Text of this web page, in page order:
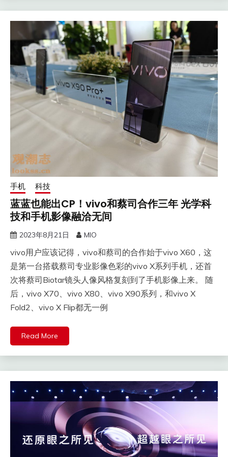
手机 科技
蓝蓝也能出CP！vivo和蔡司合作三年 光学科
技和手机影像融洽无间
2023年8月21日 MIO
vivo用户应该记得，vivo和蔡司的合作始于vivo X60，这
是第一台搭载蔡司专业影像色彩的vivo X系列手机，还首
次将蔡司Biotar镜头人像风格复刻到了手机影像上来。 随
后，vivo X70、vivo X80、vivo X90系列，和vivo X
Fold2、vivo X Flip都无一例
Read More